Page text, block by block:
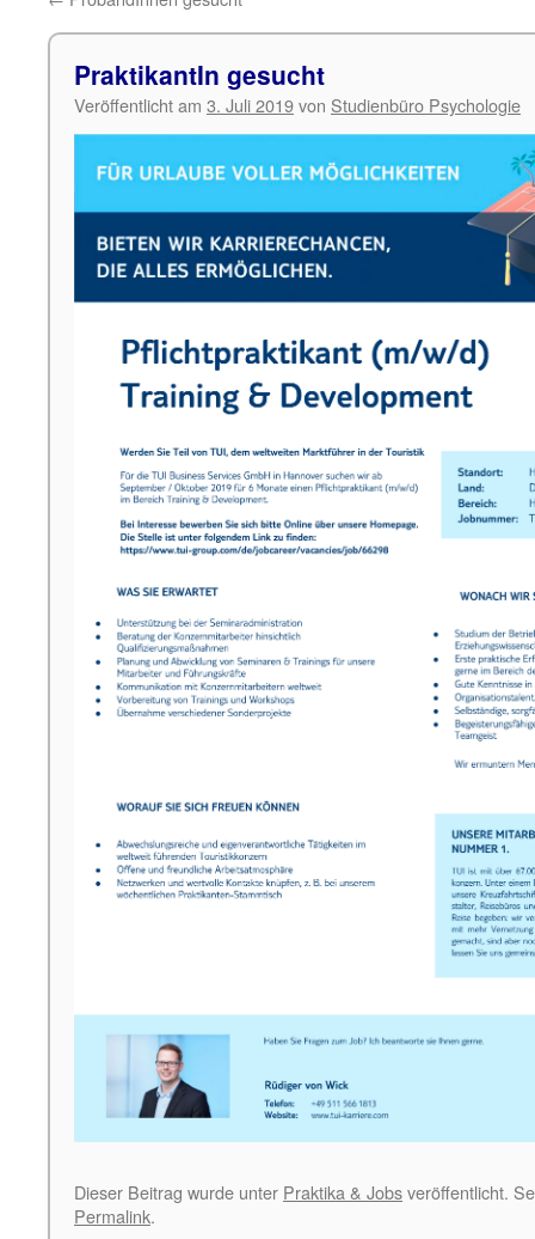
PraktikantIn gesucht
Veröffentlicht am 3. Juli 2019von Studienbüro Psychologie
Dieser Beitrag wurde unter Praktika & Jobsveröffentlicht.
Permalink.